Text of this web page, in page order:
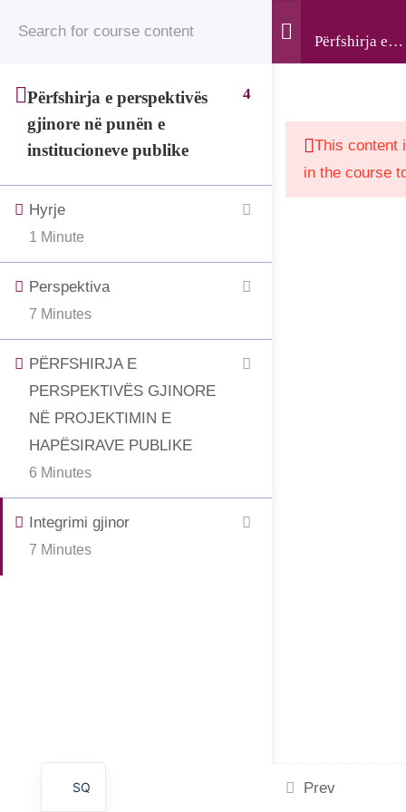
Register Login
Përfshirja e
perspektivës
institucioneve
publike
Përfshirja e perspektivës
gjinore në punën e
institucioneve publike
4
Hyrje
1 Minute
Perspektiva
7 Minutes
PËRFSHIRJA E
PERSPEKTIVËS GJINORE
NË PROJEKTIMIN E
HAPËSIRAVE PUBLIKE
6 Minutes
Integrimi gjinor
7 Minutes
This content
in the course
Prev
© 2025 • Jahjaga Foundation • All Rights Reserved •
The development of this website was supported by the
“Support to Civil Society in Kosovo” project, funded by
the Grand Duchy of Luxembourg and implemented by
LuxDev, the Luxembourg Development Cooperation
SQ